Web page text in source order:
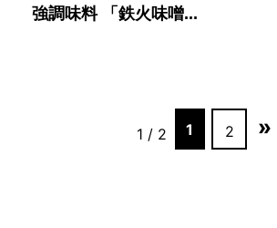
強調味料 「鉄火味噌...
1 / 2 1 2 »